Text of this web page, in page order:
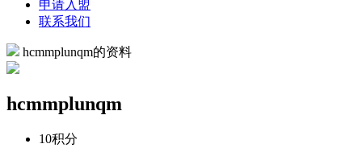
申请入盟
联系我们
hcmmplunqm的资料
hcmmplunqm
10积分